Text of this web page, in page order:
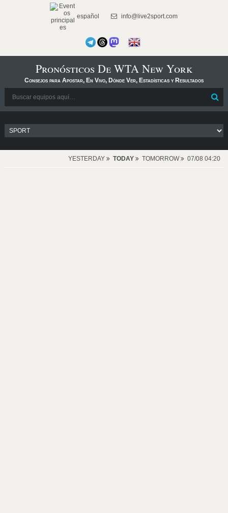
español info@live2sport.com
Pronósticos De WTA New York
Consejos para Apostar, En Vivo, Dónde Ver, Estadísticas y Resultados
YESTERDAY TODAY TOMORROW 07/08 04:20